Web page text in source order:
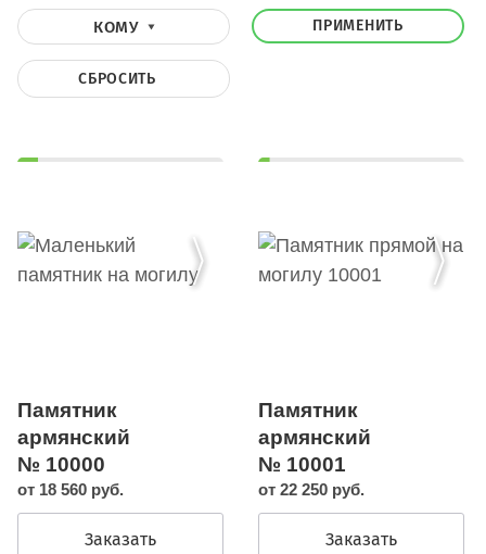
КОМУ ПРИМЕНИТЬ
СБРОСИТЬ
Памятник
армянский
№ 10000
от 18 560 руб.
Заказать
Памятник
армянский
№ 10001
от 22 250 руб.
Заказать